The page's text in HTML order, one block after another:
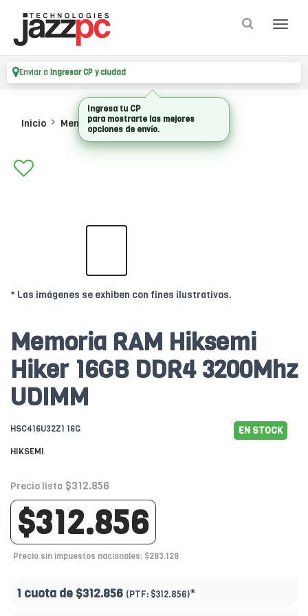
Enviar a Ingresar CP y ciudad
Inicio Memorias Memorias Valueram
* Las imágenes se exhiben con fines ilustrativos.
Memoria RAM Hiksemi
Hiker 16GB DDR4 3200Mhz
UDIMM
HSC416U32Z1 16G EN STOCK
HIKSEMI
Precio lista $312.856
$312.856
Precio sin impuestos nacionales: $283.128
1 cuota de $312.856 (PTF: $312.856)*
Ingresa tu CP
para mostrarte las mejores
opciones de envío.